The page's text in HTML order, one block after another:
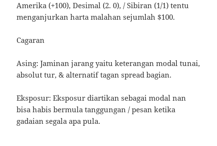
Amerika (+100), Desimal (2. 0), / Sibiran (1/1) tentu
menganjurkan harta malahan sejumlah $100.
Cagaran
Asing: Jaminan jarang yaitu keterangan modal tunai,
absolut tur, & alternatif tagan spread bagian.
Eksposur: Eksposur diartikan sebagai modal nan
bisa habis bermula tanggungan / pesan ketika
gadaian segala apa pula.